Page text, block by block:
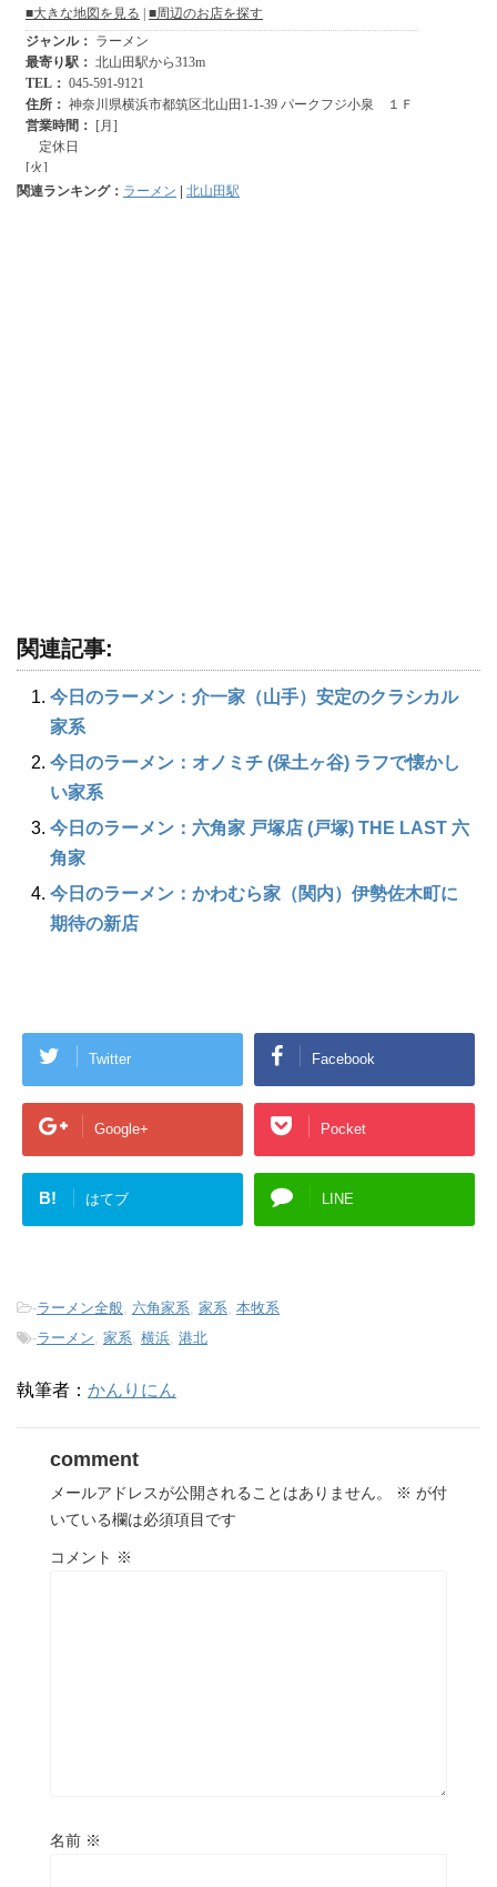
関連ランキング： ラーメン | 北山田駅
関連記事:
今日のラーメン：介一家（山手）安定のクラシカル
家系
今日のラーメン：オノミチ (保土ヶ谷) ラフで懐かし
い家系
今日のラーメン：六角家 戸塚店 (戸塚) THE LAST 六
角家
今日のラーメン：かわむら家（関内）伊勢佐木町に
期待の新店
Twitter Facebook
Google+ Pocket
B! はてブ LINE
-ラーメン全般 六角家系 家系 本牧系
-ラーメン 家系 横浜 港北
執筆者： かんりにん
comment
メールアドレスが公開されることはありません。 ※ が付
いている欄は必須項目です
コメント ※
名前 ※